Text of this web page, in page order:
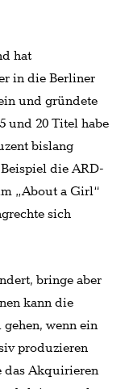
hat
in die Berliner
und gründete
und 20 Titel habe
bislang
die ARD-
„About a Girl“
sich
bringe aber
kann die
wenn ein
produzieren
das Akquirieren